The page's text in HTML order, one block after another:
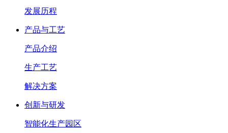
发展历程
产品与工艺
产品介绍
生产工艺
解决方案
创新与研发
智能化生产园区